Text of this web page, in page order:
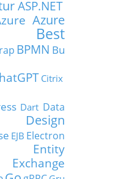
ASP.NET
Azure
Best
BPMN Bu
Citrix
Dart Data
Design
EJB Electron
Entity
Exchange